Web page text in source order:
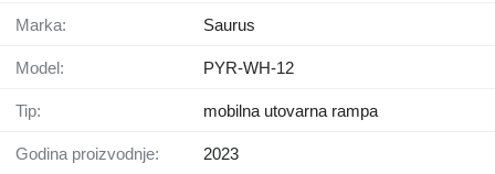
Marka: Saurus
Model: PYR-WH-12
Tip: mobilna utovarna rampa
Godina proizvodnje: 2023